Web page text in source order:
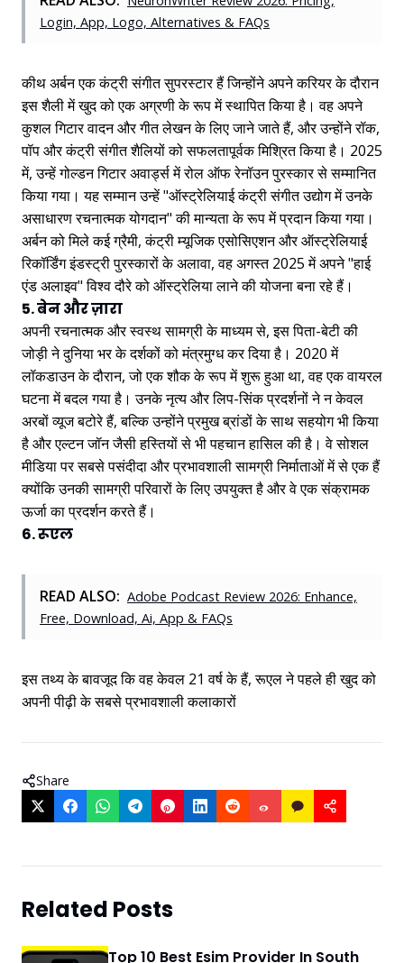
Login, App, Logo, Alternatives & FAQs
कीथ अर्बन एक कंट्री संगीत सुपरस्टार हैं जिन्होंने अपने करियर के दौरान
इस शैली में खुद को एक अग्रणी के रूप में स्थापित किया है। वह अपने
कुशल गिटार वादन और गीत लेखन के लिए जाने जाते हैं, और उन्होंने रॉक,
पॉप और कंट्री संगीत शैलियों को सफलतापूर्वक मिश्रित किया है। 2025
में, उन्हें गोल्डन गिटार अवार्ड्स में रोल ऑफ रेनॉउन पुरस्कार से सम्मानित
किया गया। यह सम्मान उन्हें "ऑस्ट्रेलियाई कंट्री संगीत उद्योग में उनके
असाधारण रचनात्मक योगदान" की मान्यता के रूप में प्रदान किया गया।
अर्बन को मिले कई ग्रैमी, कंट्री म्यूजिक एसोसिएशन और ऑस्ट्रेलियाई
रिकॉर्डिंग इंडस्ट्री पुरस्कारों के अलावा, वह अगस्त 2025 में अपने "हाई
एंड अलाइव" विश्व दौरे को ऑस्ट्रेलिया लाने की योजना बना रहे हैं।
5. बेन और ज़ारा
अपनी रचनात्मक और स्वस्थ सामग्री के माध्यम से, इस पिता-बेटी की
जोड़ी ने दुनिया भर के दर्शकों को मंत्रमुग्ध कर दिया है। 2020 में
लॉकडाउन के दौरान, जो एक शौक के रूप में शुरू हुआ था, वह एक वायरल
घटना में बदल गया है। उनके नृत्य और लिप-सिंक प्रदर्शनों ने न केवल
अरबों व्यूज बटोरे हैं, बल्कि उन्होंने प्रमुख ब्रांडों के साथ सहयोग भी किया
है और एल्टन जॉन जैसी हस्तियों से भी पहचान हासिल की है। वे सोशल
मीडिया पर सबसे पसंदीदा और प्रभावशाली सामग्री निर्माताओं में से एक हैं
क्योंकि उनकी सामग्री परिवारों के लिए उपयुक्त है और वे एक संक्रामक
ऊर्जा का प्रदर्शन करते हैं।
6. रूएल
READ ALSO: Adobe Podcast Review 2026: Enhance,
Free, Download, Ai, App & FAQs
इस तथ्य के बावजूद कि वह केवल 21 वर्ष के हैं, रूएल ने पहले ही खुद को
अपनी पीढ़ी के सबसे प्रभावशाली कलाकारों
Share
Related Posts
Top 10 Best Esim Provider In South